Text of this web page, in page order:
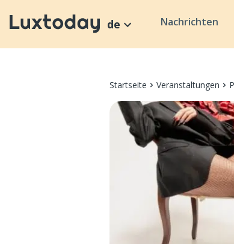
de Nachrichten
Startseite Veranstaltungen